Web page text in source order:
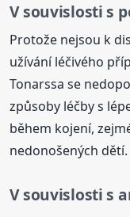
V souvislosti s
Protože nejsou k
užívání léčivého
Tonarssa se
způsoby léčby s
během kojení,
nedonošených dětí.
V souvislosti s